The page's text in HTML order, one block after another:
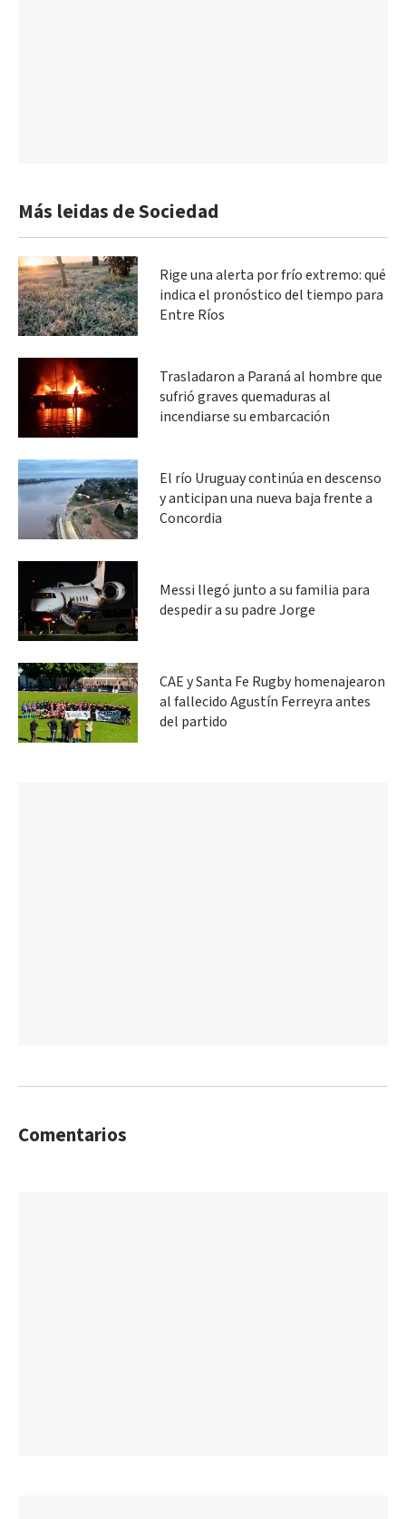
Más leidas de Sociedad
Rige una alerta por frío extremo: qué
indica el pronóstico del tiempo para
Entre Ríos
Trasladaron a Paraná al hombre que
sufrió graves quemaduras al
incendiarse su embarcación
El río Uruguay continúa en descenso
y anticipan una nueva baja frente a
Concordia
Messi llegó junto a su familia para
despedir a su padre Jorge
CAE y Santa Fe Rugby homenajearon
al fallecido Agustín Ferreyra antes
del partido
Comentarios